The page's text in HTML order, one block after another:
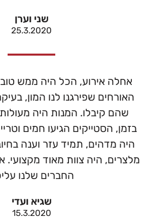
שני וערן
25.3.2020
אחלה אירוע, הכל היה ממש טוב,
האורחים שפירגנו לנו המון,
שהם קיבלו. המנות היה
בזמן, הסטייקים הגיעו חמים
היה מדהים, תמיד עזר וענה
מלצרים, היה צוות מאוד מקצועי.
החברים שלנו
שגיא ועדי
15.3.2020